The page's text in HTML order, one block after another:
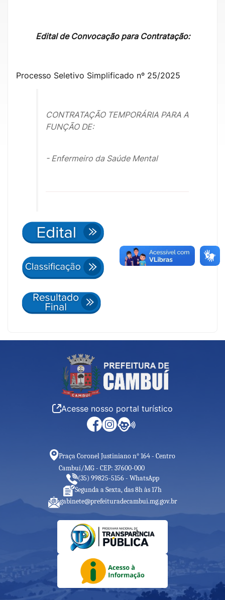
Edital de Convocação para Contratação:
Processo Seletivo Simplificado nº 25/2025
CONTRATAÇÃO TEMPORÁRIA PARA A
FUNÇÃO DE:
- Enfermeiro da Saúde Mental
Acesse nosso portal turístico
Praça Coronel Justiniano n° 164 - Centro
Cambuí/MG - CEP: 37600-000
(35) 99825-5156 - WhatsApp
Segunda a Sexta, das 8h às 17h
gabinete@prefeituradecambui.mg.gov.br